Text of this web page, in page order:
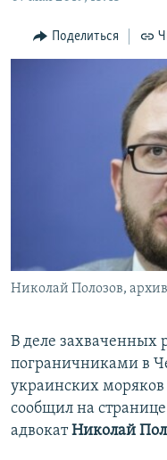
Вернутся
11 ЛЕТ ОККУПАЦИИ
ЕЩЕ
ИНТЕРАКТИВ
ТЕЛЕПРОЕКТ
СОВЕТЫ
ПРОПАВШИЕ БЕЗ ВЕСТИ
ПОБЕДИТЕЛЕЙ НЕ СУДЯТ?
КРЫМ.НЕПОКОРЕННЫЙ
УКРАИНСКАЯ ПРОБЛЕМА
РАДІО СВОБОДА
КАК ОБОЙТИ
ПРИСОЕДИНЯЙТЕСЬ!
Поделиться
Николай Полозов,
В деле захваченных
пограничниками в
украинских моряков
сообщил на странице
адвокатНиколай